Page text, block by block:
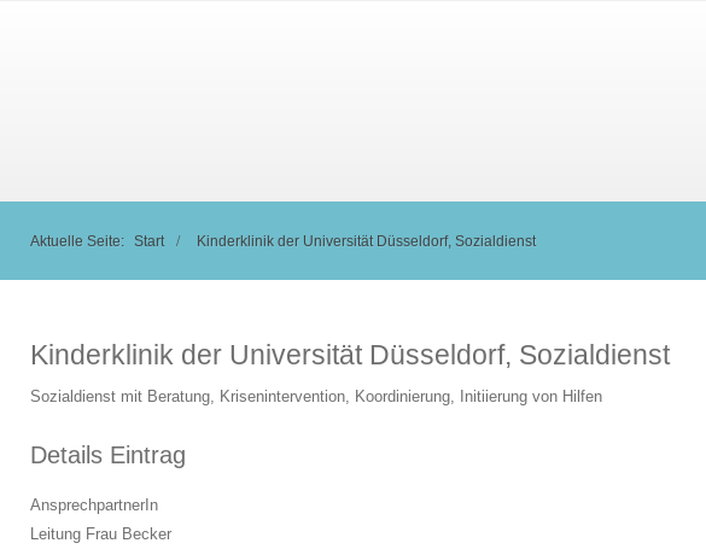
Aktuelle Seite: Start Kinderklinik der Universität Düsseldorf, Sozialdienst
Kinderklinik der Universität Düsseldorf, Sozialdienst
Sozialdienst mit Beratung, Krisenintervention, Koordinierung, Initiierung von Hilfen
Details Eintrag
AnsprechpartnerIn
Leitung Frau Becker